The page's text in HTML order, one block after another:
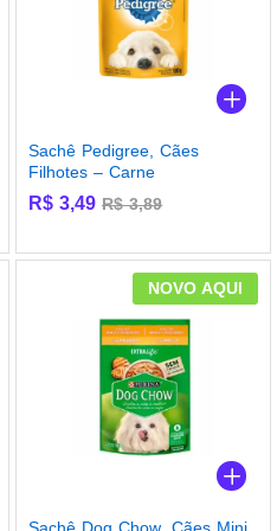
Sachê Pedigree, Cães
Filhotes – Carne
R$3,49 R$3,89
NOVO AQUI